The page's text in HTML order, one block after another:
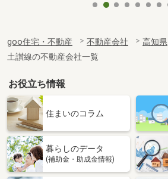
goo住宅・不動産 不動産会社 高知県
土讃線の不動産会社一覧
お役立ち情報
住まいのコラム
暮らしのデータ
(補助金・助成金情報)